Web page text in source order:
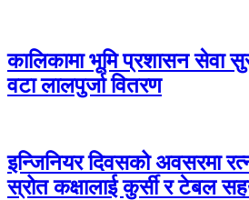
कालिकामा भूमि प्रशासन सेवा
वटा लालपुर्जा वितरण
इन्जिनियर दिवसको अवसरमा
स्रोत कक्षालाई कुर्सी र टेबल